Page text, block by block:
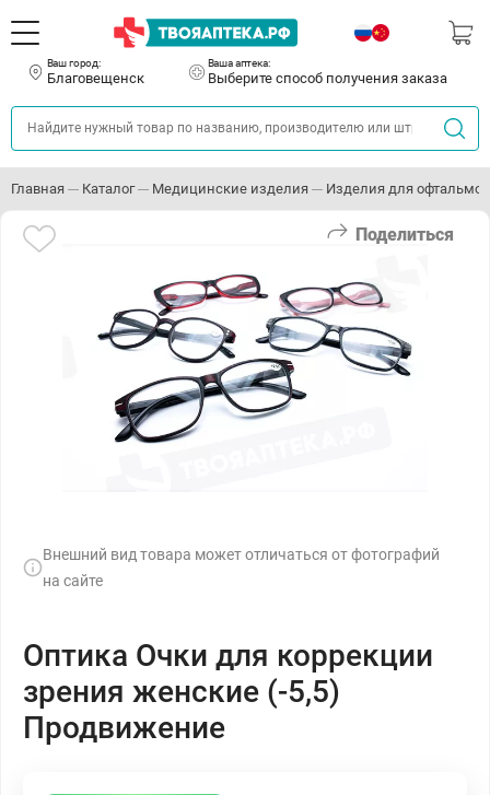
Ваш город:
Благовещенск
Ваша аптека:
Выберите способ получения заказа
Главная Каталог Медицинские изделия Изделия для
Поделиться
Внешний вид товара может отличаться от фотографий
на сайте
Оптика Очки для коррекции
зрения женские (-5,5)
Продвижение